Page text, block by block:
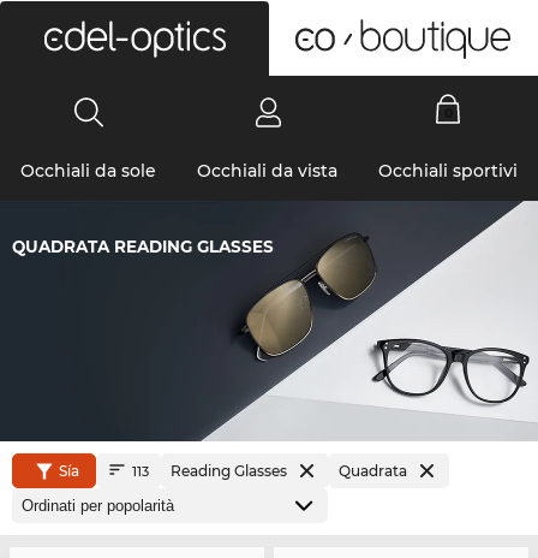
Occhiali da sole Occhiali da vista Occhiali sportivi
QUADRATA READING GLASSES
Sía 113 Reading Glasses Quadrata